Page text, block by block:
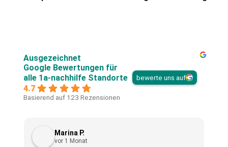
Ausgezeichnet
Google Bewertungen für
alle 1a-nachhilfe Standorte
4.7
Basierend auf 123 Rezensionen
bewerte uns auf
Marina P.
vor 1 Monat